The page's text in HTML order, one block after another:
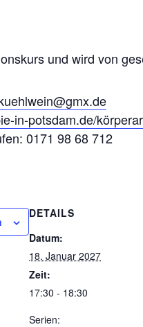
und wird von
in-potsdam.de/
0171 98 68 712
DETAILS
Datum:
18. Januar 2027
Zeit:
17:30 - 18:30
Serien: